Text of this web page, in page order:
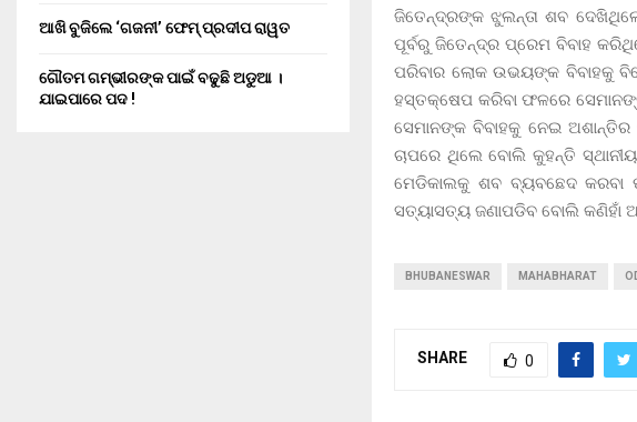
ଜିତେନ୍ଦ୍ରଙ୍କ ଝୁଲନ୍ତା ଶବ
ପୂର୍ବରୁ ଜିତେନ୍ଦ୍ର ପ୍ରେମ ବିବାହ
ପରିବାର ଲୋକ ଉଭୟଙ୍କ ବିବାହକୁ
ହସ୍ତକ୍ଷେପ କରିବା ଫଳରେ
ସେମାନଙ୍କ ବିବାହକୁ ନେଇ ଅଶାନ୍ତିର
ଚାପରେ ଥିଲେ ବୋଲି କୁହନ୍ତି
ମେଡିକାଲକୁ ଶବ ବ୍ୟବଛେଦ କରବା
ସତ୍ୟାସତ୍ୟ ଜଣାପଡିବ ବୋଲି କଣିହାଁ
BHUBANESWAR MAHABHARAT
SHARE 0
ଆଖି ବୁଜିଲେ ‘ଗଜନୀ’ ଫେମ୍ ପ୍ରଦୀପ ରାୱତ
ଗୌତମ ଗମ୍ଭୀରଙ୍କ ପାଇଁ ବଢୁଛି ଅଡୁଆ ।
ଯାଇପାରେ ପଦ !